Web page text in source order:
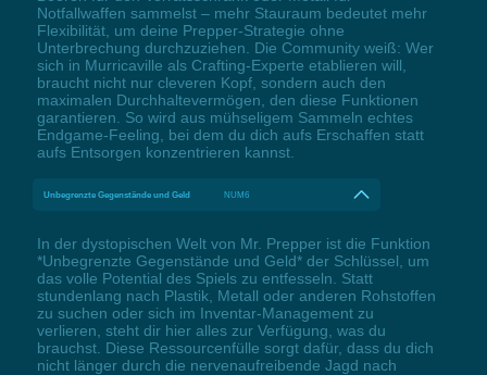
Notfallwaffen sammelst – mehr Stauraum bedeutet mehr
Flexibilität, um deine Prepper-Strategie ohne
Unterbrechung durchzuziehen. Die Community weiß: Wer
sich in Murricaville als Crafting-Experte etablieren will,
braucht nicht nur cleveren Kopf, sondern auch den
maximalen Durchhaltevermögen, den diese Funktionen
garantieren. So wird aus mühseligem Sammeln echtes
Endgame-Feeling, bei dem du dich aufs Erschaffen statt
aufs Entsorgen konzentrieren kannst.
Unbegrenzte Gegenstände und Geld NUM6
In der dystopischen Welt von Mr. Prepper ist die Funktion
*Unbegrenzte Gegenstände und Geld* der Schlüssel, um
das volle Potential des Spiels zu entfesseln. Statt
stundenlang nach Plastik, Metall oder anderen Rohstoffen
zu suchen oder sich im Inventar-Management zu
verlieren, steht dir hier alles zur Verfügung, was du
brauchst. Diese Ressourcenfülle sorgt dafür, dass du dich
nicht länger durch die nervenaufreibende Jagd nach